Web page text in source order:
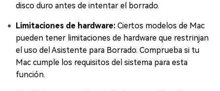
disco duro antes de intentar el borrado.
Limitaciones de hardware: Ciertos modelos de Mac
pueden tener limitaciones de hardware que restrinjan
el uso del Asistente para Borrado. Comprueba si tu
Mac cumple los requisitos del sistema para esta
función.